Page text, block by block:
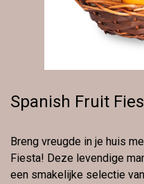
Spanish Fruit
Breng vreugde in je huis
Fiesta! Deze levendige
een smakelijke selectie